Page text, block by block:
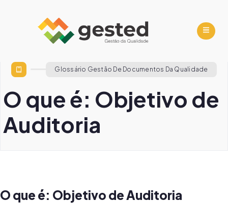
Glossário Gestão De Documentos Da Qualidade
O que é: Objetivo de
Auditoria
O que é: Objetivo de Auditoria